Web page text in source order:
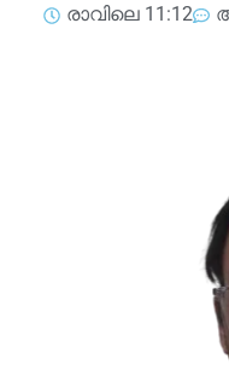
രാവിലെ 11:12